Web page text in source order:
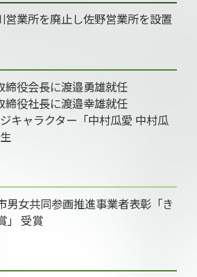
営業所を廃止し佐野営業所を設置
締役会長に渡邉勇雄就任
締役社長に渡邉幸雄就任
キャラクター「中村瓜愛 中村瓜
男女共同参画推進事業者表彰「き
」 受賞